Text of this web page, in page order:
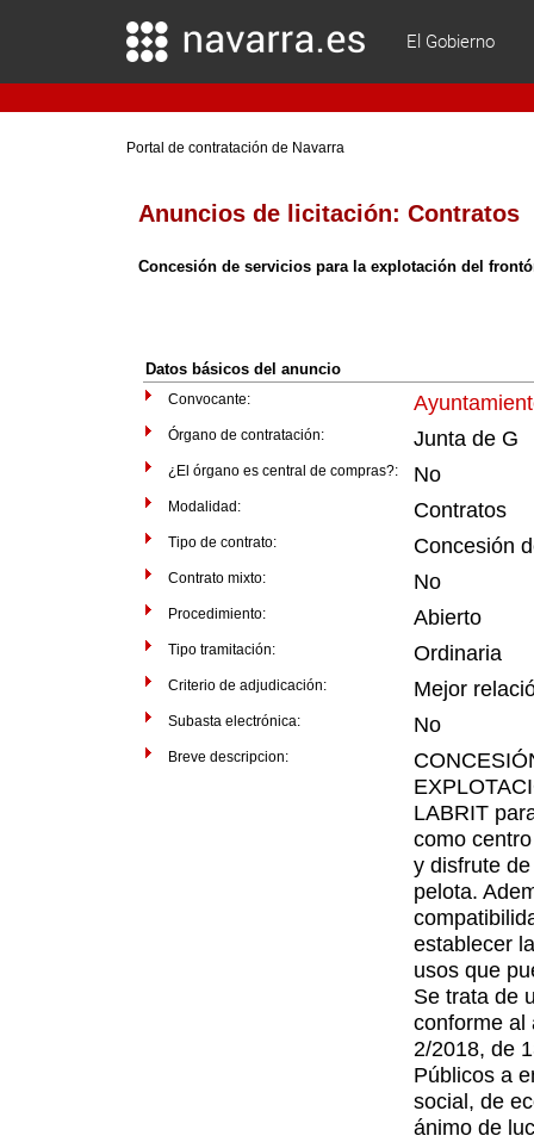
El Gobierno
Portal de contratación de Navarra
Anuncios de licitación:Contratos
Concesión de servicios para la explotación del
Datos básicos del anuncio
Convocante:
Órgano de contratación: Junta de G
¿El órgano es central de compras?: No
Modalidad: Contratos
Tipo de contrato: Concesión
Contrato mixto: No
Procedimiento: Abierto
Tipo tramitación: Ordinaria
Criterio de adjudicación: Mejor
Subasta electrónica: No
Breve descripcion:
LABRIT
como
y disfrute
pelota.
establecer
usos que
Se trata de
conforme al
2/2018, de
Públicos a
social, de
ánimo de